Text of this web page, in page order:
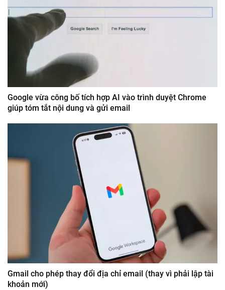
Google vừa công bố tích hợp AI vào trình duyệt Chrome
giúp tóm tắt nội dung và gửi email
Gmail cho phép thay đổi địa chỉ email (thay vì phải lập tài
khoản mới)